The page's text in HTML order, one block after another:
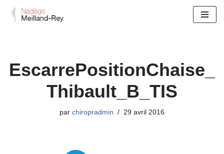
EscarrePositionChaise_
Thibault_B_TIS
par chiropradmin 29 avril 2016